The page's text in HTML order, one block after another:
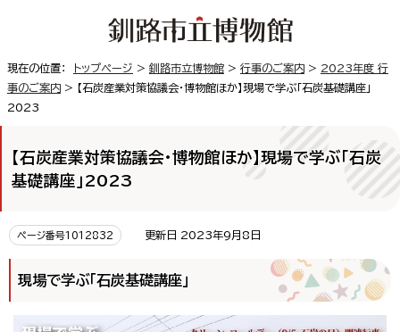
現在の位置： トップページ > 釧路市立博物館 > 行事のご案内 > 2023年度 行
事のご案内 > 【石炭産業対策協議会・博物館ほか】現場で学ぶ「石炭基礎講座」
2023
【石炭産業対策協議会・博物館ほか】現場で学ぶ「石炭
基礎講座」2023
ページ番号1012832 更新日 2023年9月8日
現場で学ぶ「石炭基礎講座」